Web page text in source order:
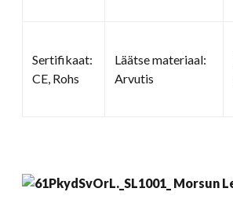
Sertifikaat:
CE, Rohs
Läätse materiaal:
Arvutis